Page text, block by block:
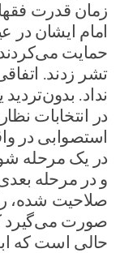
زمان قدرت
امام ایشان در
حمایت می‌کردند
تشر زدند.
نداد.
در انتخابات
استصوابی در
در یک مرحله
و در مرحله بعدی
صلاحیت شده،
صورت می‌گیرد
حالی است که